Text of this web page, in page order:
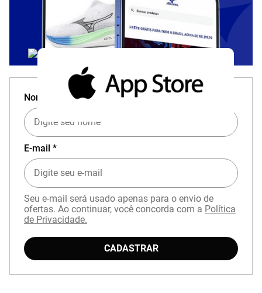
Nome *
E-mail *
Seu e-mail será usado apenas para o envio de
ofertas. Ao continuar, você concorda com a Política
de Privacidade.
CADASTRAR